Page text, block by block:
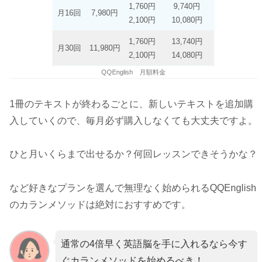
月16回 7,980円
1,760円
2,100円
9,740円
10,080円
月30回 11,980円
1,760円
2,100円
13,740円
14,080円
QQEnglish 月額料金
1冊のテキストが終わるごとに、新しいテキストを追加購
入していくので、毎月必ず購入しなくても大丈夫ですよ。
ひと月いくらまで出せるか？何回レッスンできそうかな？
など好きなプランを選んで無理なく始められるQQEnglish
のカランメソッドは絶対におすすめです。
通常の4倍早く英語脳を手に入れるなら今す